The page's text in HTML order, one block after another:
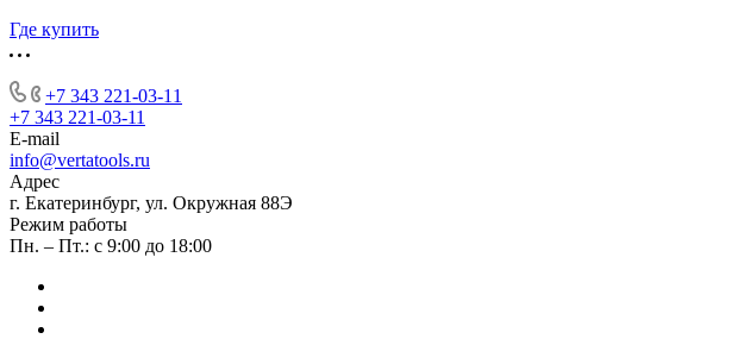
Где купить
+7 343 221-03-11
+7 343 221-03-11
E-mail
info@vertatools.ru
Адрес
г. Екатеринбург, ул. Окружная 88Э
Режим работы
Пн. – Пт.: с 9:00 до 18:00